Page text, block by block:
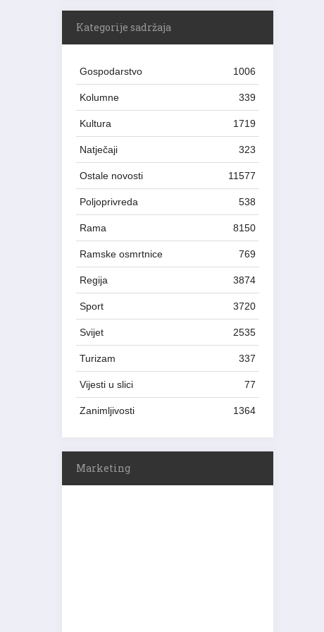
Kategorije sadržaja
Gospodarstvo 1006
Kolumne 339
Kultura 1719
Natječaji 323
Ostale novosti 11577
Poljoprivreda 538
Rama 8150
Ramske osmrtnice 769
Regija 3874
Sport 3720
Svijet 2535
Turizam 337
Vijesti u slici 77
Zanimljivosti 1364
Marketing